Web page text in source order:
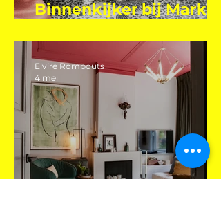
Binnenkijker bij Mark
Mutsaers
BINNENKIJKEN
Elvire Rombouts
4 mei